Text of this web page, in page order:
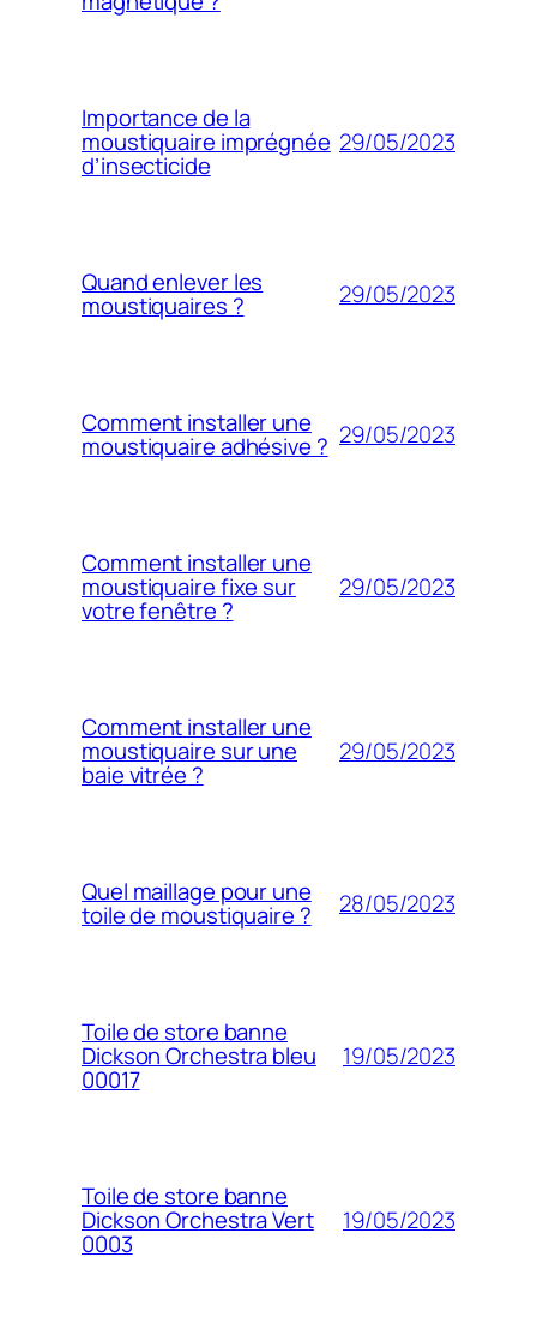
Importance de la
moustiquaire imprégnée
d’insecticide
29/05/2023
Quand enlever les
moustiquaires ? 29/05/2023
Comment installer une
moustiquaire adhésive ? 29/05/2023
Comment installer une
moustiquaire fixe sur
votre fenêtre ?
29/05/2023
Comment installer une
moustiquaire sur une
baie vitrée ?
29/05/2023
Quel maillage pour une
toile de moustiquaire ? 28/05/2023
Toile de store banne
Dickson Orchestra bleu
00017
19/05/2023
Toile de store banne
Dickson Orchestra Vert
0003
19/05/2023